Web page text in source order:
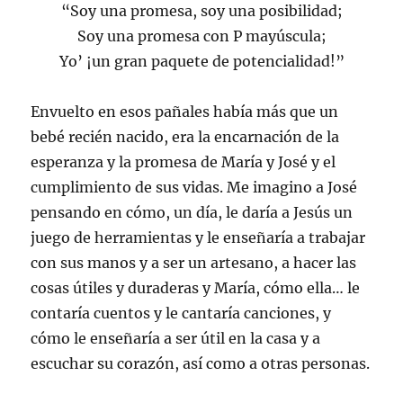
“Soy una promesa, soy una posibilidad;
Soy una promesa con P mayúscula;
Yo’ ¡un gran paquete de potencialidad!”
Envuelto en esos pañales había más que un
bebé recién nacido, era la encarnación de la
esperanza y la promesa de María y José y el
cumplimiento de sus vidas. Me imagino a José
pensando en cómo, un día, le daría a Jesús un
juego de herramientas y le enseñaría a trabajar
con sus manos y a ser un artesano, a hacer las
cosas útiles y duraderas y María, cómo ella… le
contaría cuentos y le cantaría canciones, y
cómo le enseñaría a ser útil en la casa y a
escuchar su corazón, así como a otras personas.